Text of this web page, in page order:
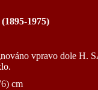
(1895-1975)
vpravo dole H.
cm